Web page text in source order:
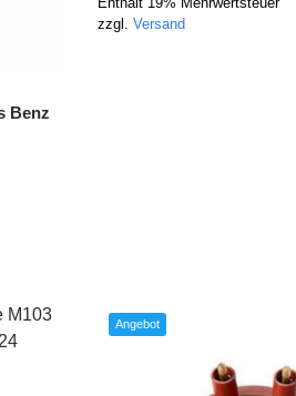
Benz
zzgl. Versand
Angebot